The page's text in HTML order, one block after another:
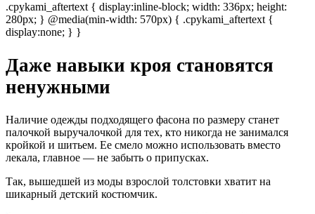
.cpykami_aftertext { display:inline-block; width: 336px; height:
280px; } @media(min-width: 570px) { .cpykami_aftertext {
display:none; } }
Даже навыки кроя становятся
ненужными
Наличие одежды подходящего фасона по размеру станет
палочкой выручалочкой для тех, кто никогда не занимался
кройкой и шитьем. Ее смело можно использовать вместо
лекала, главное — не забыть о припусках.
Так, вышедшей из моды взрослой толстовки хватит на
шикарный детский костюмчик.